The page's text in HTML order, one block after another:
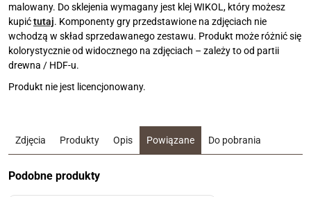
malowany. Do sklejenia wymagany jest klej WIKOL, który możesz
kupićtutaj. Komponenty gry przedstawione na zdjęciach nie
wchodzą w skład sprzedawanego zestawu. Produkt może różnić się
kolorystycznie od widocznego na zdjęciach – zależy to od partii
drewna / HDF-u.
Produkt nie jest licencjonowany.
Zdjęcia Produkty Opis Powiązane Do pobrania
Podobne produkty